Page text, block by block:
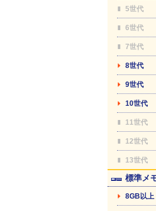
5世代
6世代
7世代
8世代
9世代
10世代
11世代
12世代
13世代
標準メ
8GB以上